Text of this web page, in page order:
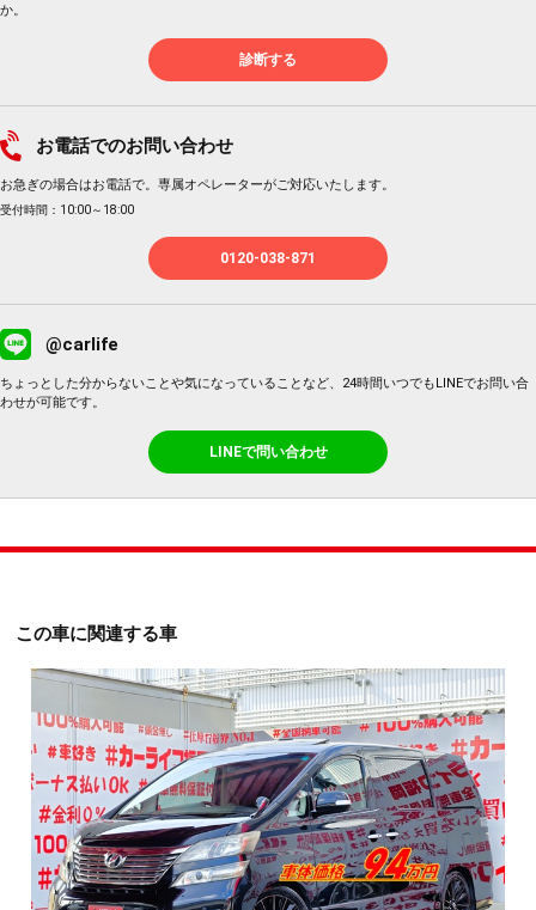
か。
診断する
お電話でのお問い合わせ
お急ぎの場合はお電話で。専属オペレーターがご対応いたします。
受付時間：10:00～18:00
0120-038-871
@carlife
ちょっとした分からないことや気になっていることなど、24時間いつでもLINEでお問い合
わせが可能です。
LINEで問い合わせ
この車に関連する車